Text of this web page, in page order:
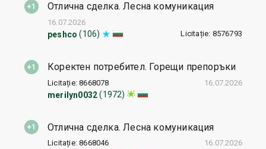
Отлична сделка. Лесна комуникация
peshco (106) Licitație: 8576793
16.07.2026
Коректен потребител. Горещи препоръки
merilyn0032 (1972)
Licitație: 8668078 16.07.2026
Отлична сделка. Лесна комуникация
Licitație: 8668046 16.07.2026